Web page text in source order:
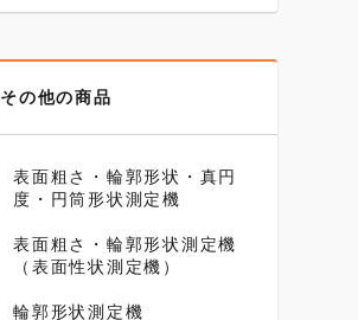
その他の商品
表面粗さ・輪郭形状・真円
度・円筒形状測定機
表面粗さ・輪郭形状測定機
（表面性状測定機）
輪郭形状測定機